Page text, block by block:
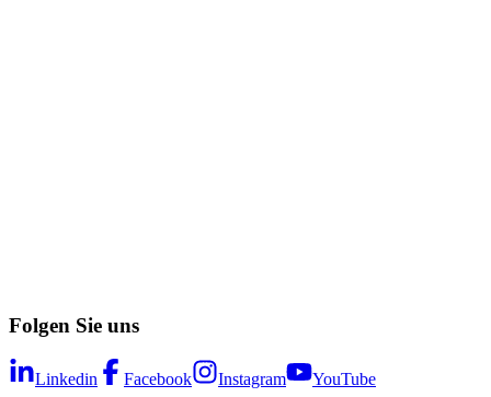
Folgen Sie uns
Linkedin Facebook Instagram YouTube